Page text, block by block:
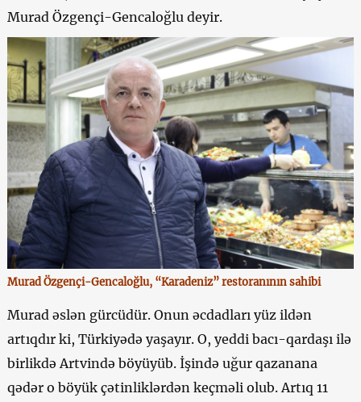
Murad Özgençi-Gencaloğlu deyir.
Murad Özgençi-Gencaloğlu, “Karadeniz” restoranının sahibi
Murad əslən gürcüdür. Onun əcdadları yüz ildən
artıqdır ki, Türkiyədə yaşayır. O, yeddi bacı-qardaşı ilə
birlikdə Artvində böyüyüb. İşində uğur qazanana
qədər o böyük çətinliklərdən keçməli olub. Artıq 11